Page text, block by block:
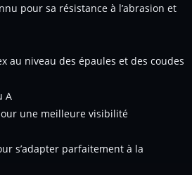
pour sa résistance à l’abrasion et
au niveau des épaules et des coudes
A
une meilleure visibilité
s’adapter parfaitement à la